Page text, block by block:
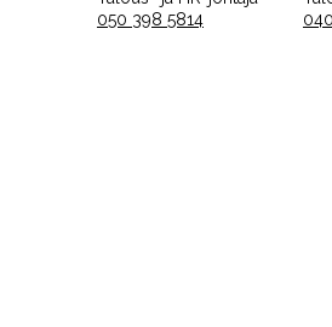
050 398 5814